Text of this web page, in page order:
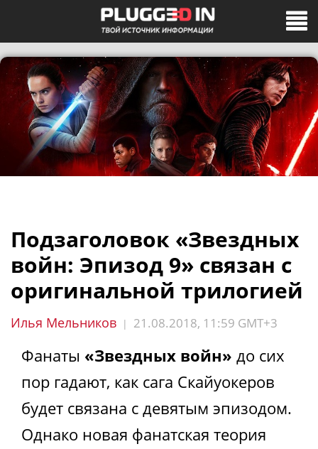
Подзаголовок «Звездных
войн: Эпизод 9» связан с
оригинальной трилогией
Илья Мельников | 21.08.2018, 11:59 GMT+3
Фанаты «Звездных войн» до сих
пор гадают, как сага Скайуокеров
будет связана с девятым эпизодом.
Однако новая фанатская теория